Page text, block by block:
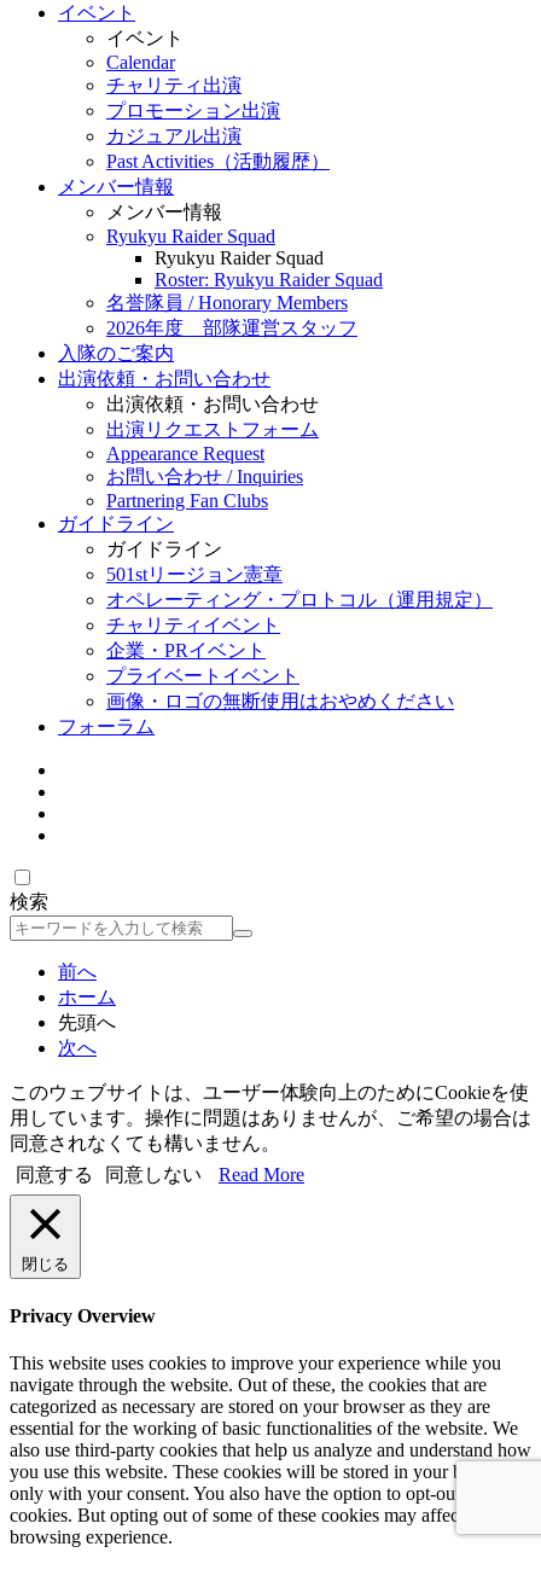
イベント
イベント
Calendar
チャリティ出演
プロモーション出演
カジュアル出演
Past Activities（活動履歴）
メンバー情報
メンバー情報
Ryukyu Raider Squad
Ryukyu Raider Squad
Roster: Ryukyu Raider Squad
名誉隊員 / Honorary Members
2026年度 部隊運営スタッフ
入隊のご案内
出演依頼・お問い合わせ
出演依頼・お問い合わせ
出演リクエストフォーム
Appearance Request
お問い合わせ / Inquiries
Partnering Fan Clubs
ガイドライン
ガイドライン
501stリージョン憲章
オペレーティング・プロトコル（運用規定）
チャリティイベント
企業・PRイベント
プライベートイベント
画像・ロゴの無断使用はおやめください
フォーラム
検索
検
前へ
ホーム
先頭へ
次へ
このウェブサイトは、ユーザー体験向上のためにCookieを使
用しています。操作に問題はありませんが、ご希望の場合は
同意されなくても構いません。
同意する
同意しない Read More
閉じる
Privacy Overview
This website uses cookies to improve your experience while you
navigate through the website. Out of these, the cookies that are
categorized as necessary are stored on your browser as they are
essential for the working of basic functionalities of the website. We
also use third-party cookies that help us analyze and understand how
you use this website. These cookies will be stored in your browser
only with your consent. You also have the option to opt-out of these
cookies. But opting out of some of these cookies may affect your
browsing experience.